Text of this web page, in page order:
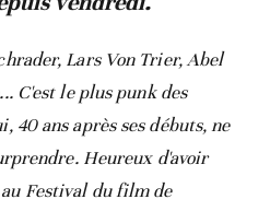
Lars Von Trier, Abel
C'est le plus punk des
40 ans après ses débuts, ne
Heureux d'avoir
Festival du film de